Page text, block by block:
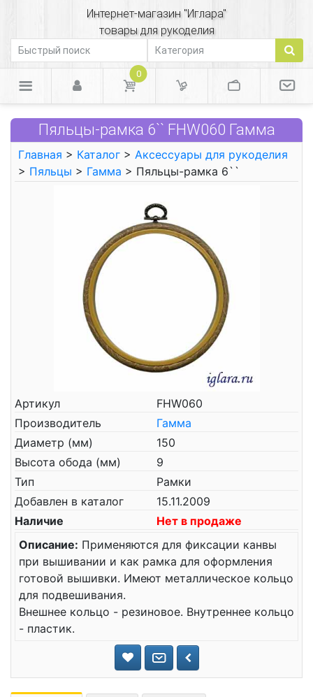
Интернет-магазин "Иглара"
товары для рукоделия
0
Пяльцы-рамка 6`` FHW060 Гамма
Главная > Каталог > Аксессуары для рукоделия
> Пяльцы > Гамма > Пяльцы-рамка 6``
Артикул
FHW060
Производитель
Гамма
Диаметр (мм)
150
Высота обода (мм)
9
Тип
Рамки
Добавлен в каталог
15.11.2009
Наличие
Нет в продаже
Описание: Применяются для фиксации канвы
при вышивании и как рамка для оформления
готовой вышивки. Имеют металлическое кольцо
для подвешивания.
Внешнее кольцо - резиновое. Внутреннее кольцо
- пластик.